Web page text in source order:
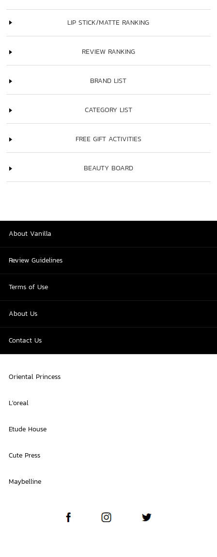
LIP STICK/MATTE RANKING
REVIEW RANKING
BRAND LIST
CATEGORY LIST
FREE GIFT ACTIVITIES
BEAUTY BOARD
About Vanilla
Review Guidelines
Terms of Use
About Us
Contact Us
Oriental Princess
L'oreal
Etude House
Cute Press
Maybelline